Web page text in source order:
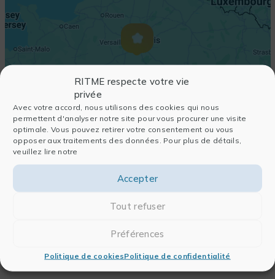
RITME respecte votre vie
privée
Avec votre accord, nous utilisons des cookies qui nous
permettent d'analyser notre site pour vous procurer une visite
optimale. Vous pouvez retirer votre consentement ou vous
opposer aux traitements des données. Pour plus de détails,
veuillez lire notre
Accepter
Tout refuser
Préférences
Politique de cookiesPolitique de confidentialité